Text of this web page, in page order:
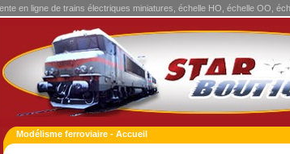
en ligne de trains électriques miniatures, échelle HO, échelle OO,
Modélisme ferroviaire - Accueil